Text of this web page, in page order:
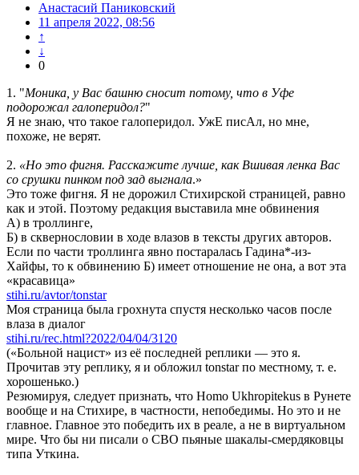
Анастасий Паниковский
11 апреля 2022, 08:56
↑
↓
0
1. "Моника, у Вас башню сносит потому, что в Уфе
подорожал галоперидол?"
Я не знаю, что такое галоперидол. УжЕ писАл, но мне,
похоже, не верят.
2. «Но это фигня. Расскажите лучше, как Вшивая ленка Вас
со срушки пинком под зад выгнала.»
Это тоже фигня. Я не дорожил Стихирской страницей, равно
как и этой. Поэтому редакция выставила мне обвинения
А) в троллинге,
Б) в сквернословии в ходе влазов в тексты других авторов.
Если по части троллинга явно постаралась Гадина*-из-
Хайфы, то к обвинению Б) имеет отношение не она, а вот эта
«красавица»
stihi.ru/avtor/tonstar
Моя страница была грохнута спустя несколько часов после
влаза в диалог
stihi.ru/rec.html?2022/04/04/3120
(«Больной нацист» из её последней реплики — это я.
Прочитав эту реплику, я и обложил tonstar по местному, т. е.
хорошенько.)
Резюмируя, следует признать, что Homo Ukhropitekus в Рунете
вообще и на Стихире, в частности, непобедимы. Но это и не
главное. Главное это победить их в реале, а не в виртуальном
мире. Что бы ни писали о СВО пьяные шакалы-смердяковцы
типа Уткина.